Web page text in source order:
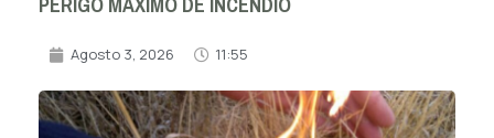
Agosto 3, 2026 11:55